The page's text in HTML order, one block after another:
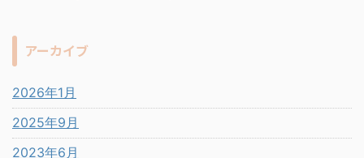
アーカイブ
2026年1月
2025年9月
2023年6月